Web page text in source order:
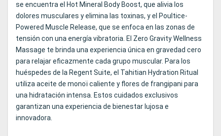
se encuentra el Hot Mineral Body Boost, que alivia los
dolores musculares y elimina las toxinas, y el Poultice-
Powered Muscle Release, que se enfoca en las zonas de
tensión con una energía vibratoria. El Zero Gravity Wellness
Massage te brinda una experiencia única en gravedad cero
para relajar eficazmente cada grupo muscular. Para los
huéspedes de la Regent Suite, el Tahitian Hydration Ritual
utiliza aceite de monoï caliente y flores de frangipani para
una hidratación intensa. Estos cuidados exclusivos
garantizan una experiencia de bienestar lujosa e
innovadora.